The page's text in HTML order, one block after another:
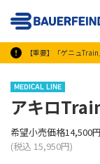
【重要】「ゲニュ
MEDICAL LINE
アキロ
希望小売価格14,500円
(税込 15,950円)